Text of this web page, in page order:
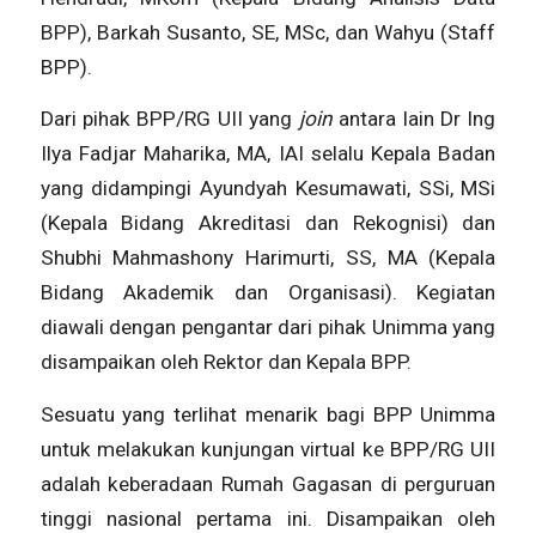
BPP), Barkah Susanto, SE, MSc, dan Wahyu (Staff
BPP).
Dari pihak BPP/RG UII yang joinantara lain Dr Ing
Ilya Fadjar Maharika, MA, IAI selalu Kepala Badan
yang didampingi Ayundyah Kesumawati, SSi, MSi
(Kepala Bidang Akreditasi dan Rekognisi) dan
Shubhi Mahmashony Harimurti, SS, MA (Kepala
Bidang Akademik dan Organisasi). Kegiatan
diawali dengan pengantar dari pihak Unimma yang
disampaikan oleh Rektor dan Kepala BPP.
Sesuatu yang terlihat menarik bagi BPP Unimma
untuk melakukan kunjungan virtual ke BPP/RG UII
adalah keberadaan Rumah Gagasan di perguruan
tinggi nasional pertama ini. Disampaikan oleh